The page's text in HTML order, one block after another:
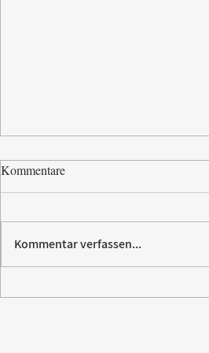
Paw Patrol erobert die
Kommentare
Kommentar verfassen...